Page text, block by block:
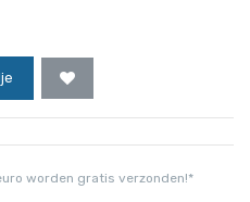
worden gratis verzonden!*